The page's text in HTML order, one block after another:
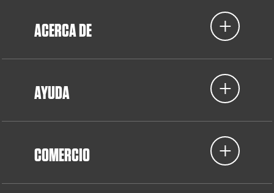
ACERCA DE
AYUDA
COMERCIO